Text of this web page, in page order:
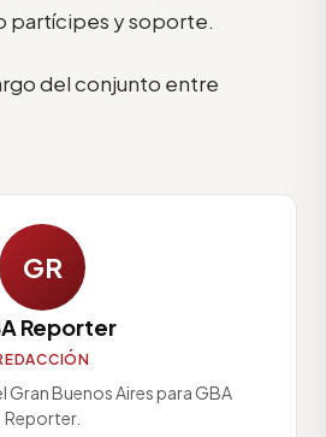
partícipes y soporte.
del conjunto entre
GR
Reporter
Gran Buenos Aires para GBA
Reporter.